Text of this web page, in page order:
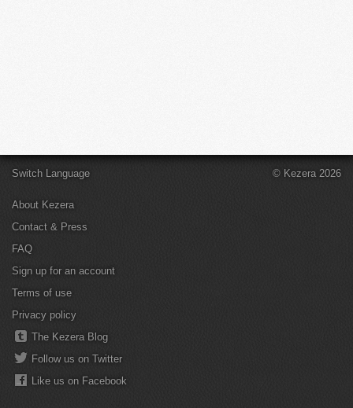
Switch Language
About Kezera
Contact & Press
FAQ
Sign up for an account
Terms of use
Privacy policy
The Kezera Blog
Follow us on Twitter
Like us on Facebook
© Kezera 2026